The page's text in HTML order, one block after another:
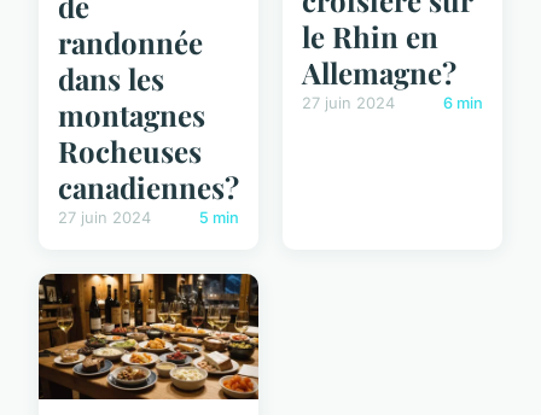
randonnée
dans les
montagnes
Rocheuses
canadiennes?
27 juin 2024 5 min
le Rhin en
Allemagne?
27 juin 2024 6 min